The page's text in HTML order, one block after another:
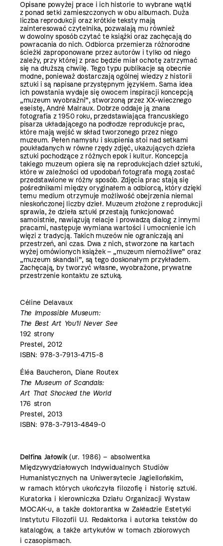
Opisane powyżej prace i ich historie to wybrane wątki
z ponad setki zamieszczonych w obu albumach. Duża
liczba reprodukcji oraz krótkie teks­ty mają
zainteresować czytelnika, pozwalają mu również
w dowolny sposób czytać te książki oraz zachęcają do
powracania do nich. Odbiorca przemierza różnorodne
ścieżki zaproponowane przez autorów i tylko od niego
zależy, przy której z prac będzie miał ochotę zatrzymać
się na dłuższą chwilę. Tego typu publikacje są obecnie
modne, ponieważ dostarczają ogólnej wiedzy z historii
sztuki i są napisane przystępnym językiem. Sama idea
ich powstania wydaje się owocem inspiracji koncepcją
„muzeum wyobraźni”, stworzoną przez XX-wiecznego
eseistę, André Malraux. Dobrze oddaje ją znana
fotografia z 1950 roku, przedstawiająca francuskiego
pisarza układającego na podłodze reprodukcje prac,
które mają wejść w skład tworzonego przez niego
muzeum. Pełen namysłu i skupienia stoi nad setkami
poukładanych w równe rzędy zdjęć, ukazujących dzieła
sztuki pochodzące z różnych epok i kultur. Koncepcja
takiego muzeum opiera się na reprodukcjach dzieł sztuki,
które w zależności od upodobań fotografa mogą zostać
przedstawione w różny sposób. Zdjęcia prac stają się
pośrednikami między oryginałem a odbiorcą, który dzięki
temu medium otrzymuje możliwość obejrzenia niemal
nieskończonej liczby dzieł. Muzeum złożone z reprodukcji
sprawia, że dzieła sztuki przestają funkcjonować
samoistnie, nawiązują relacje i prowadzą dialog z innymi
pracami, następuje wymiana wartości i umocnienie ich
więzi z tradycją. Takich muzeów nie ograniczają ani
przestrzeń, ani czas. Dwa z nich, stworzone na kartach
wyżej omówionych książek – „muzeum niemożliwe” oraz
„muzeum skandali”, są tego doskonałym przykładem.
Zachęcają, by tworzyć własne, wyobrażone, prywatne
przestrzenie kontaktu ze sztuką.
Céline Delavaux
The Impossible Museum:
The Best Art You'll Never See
192 strony
Prestel, 2012
ISBN: 978-3-7913-4715-8
Éléa Baucheron, Diane Routex
The Museum of Scandals:
Art That Shocked the World
176 stron
Prestel, 2013
ISBN: 978-3-7913-4849-0
Delfina Jałowik(ur. 1986) – absolwentka
Międzywydziałowych Indywidualnych Studiów
Humanistycznych na Uniwersytecie Jagiellońskim,
w ramach których ukończyła filozofię i historię sztuki.
Kuratorka i kierowniczka Działu Organizacji Wystaw
MOCAK-u, a także doktorantka w Zakładzie Estetyki
Instytutu Filozofii UJ. Redaktorka i autorka tekstów do
katalogów, a także artykułów w tomach zbiorowych
i czasopismach.